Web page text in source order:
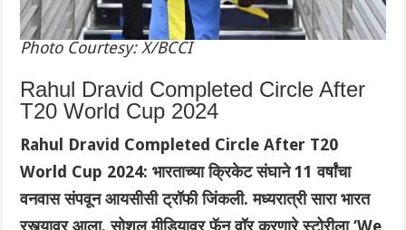
Photo Courtesy: X/BCCI
Rahul Dravid Completed Circle After
T20 World Cup 2024
Rahul Dravid Completed Circle After T20
World Cup 2024: भारताच्या क्रिकेट संघाने 11 वर्षांचा
वनवास संपवून आयसीसी ट्रॉफी जिंकली. मध्यरात्री सारा भारत